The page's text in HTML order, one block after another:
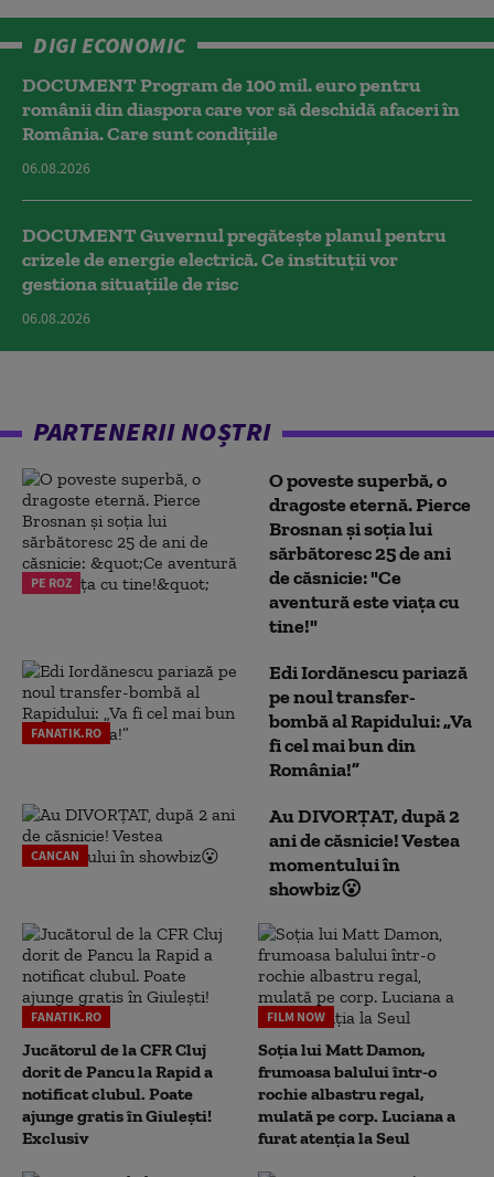
DIGI ECONOMIC
DOCUMENT Program de 100 mil. euro pentru
românii din diaspora care vor să deschidă afaceri în
România. Care sunt condițiile
06.08.2026
DOCUMENT Guvernul pregătește planul pentru
crizele de energie electrică. Ce instituții vor
gestiona situațiile de risc
06.08.2026
PARTENERII NOȘTRI
PE ROZ
O poveste superbă, o
dragoste eternă. Pierce
Brosnan și soția lui
sărbătoresc 25 de ani
de căsnicie: "Ce
aventură este viața cu
tine!"
FANATIK.RO
Edi Iordănescu pariază
pe noul transfer-
bombă al Rapidului: „Va
fi cel mai bun din
România!”
CANCAN
Au DIVORȚAT, după 2
ani de căsnicie! Vestea
momentului în
showbiz😮
FANATIK.RO
Jucătorul de la CFR Cluj
dorit de Pancu la Rapid a
notificat clubul. Poate
ajunge gratis în Giulești!
Exclusiv
FILM NOW
Soția lui Matt Damon,
frumoasa balului într-o
rochie albastru regal,
mulată pe corp. Luciana a
furat atenția la Seul